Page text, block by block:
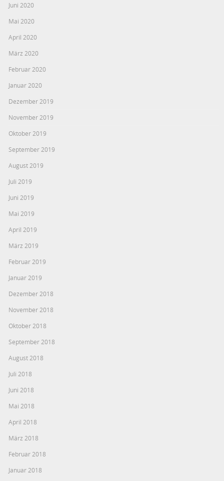
Juni 2020
Mai 2020
April 2020
März 2020
Februar 2020
Januar 2020
Dezember 2019
November 2019
Oktober 2019
September 2019
August 2019
Juli 2019
Juni 2019
Mai 2019
April 2019
März 2019
Februar 2019
Januar 2019
Dezember 2018
November 2018
Oktober 2018
September 2018
August 2018
Juli 2018
Juni 2018
Mai 2018
April 2018
März 2018
Februar 2018
Januar 2018